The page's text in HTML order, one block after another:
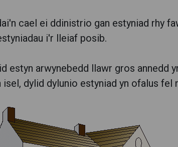
cael ei ddinistrio gan estyniad rhy
i'r lleiaf posib.
estyn arwynebedd llawr gros annedd
dylid dylunio estyniad yn ofalus fel